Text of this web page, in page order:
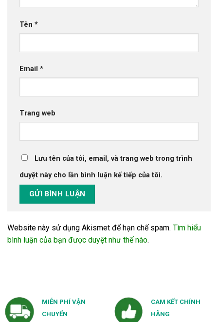
Tên *
Email *
Trang web
Lưu tên của tôi, email, và trang web trong trình
duyệt này cho lần bình luận kế tiếp của tôi.
Website này sử dụng Akismet để hạn chế spam. Tìm hiểu
bình luận của bạn được duyệt như thế nào.
MIỄN PHÍ VẬN
CHUYỂN
CAM KẾT CHÍNH
HÃNG